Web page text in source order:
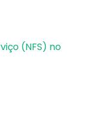
(NFS) no